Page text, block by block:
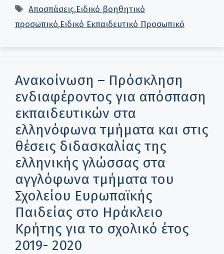
Ετικέτες
Αποσπάσεις,Ειδικό βοηθητικό
προσωπικό,Ειδικό Εκπαιδευτικό Προσωπικό
Ανακοίνωση – Πρόσκληση
ενδιαφέροντος για απόσπαση
εκπαιδευτικών στα
ελληνόφωνα τμήματα και στις
θέσεις διδασκαλίας της
ελληνικής γλώσσας στα
αγγλόφωνα τμήματα του
Σχολείου Ευρωπαϊκής
Παιδείας στο Ηράκλειο
Κρήτης για το σχολικό έτος
2019- 2020